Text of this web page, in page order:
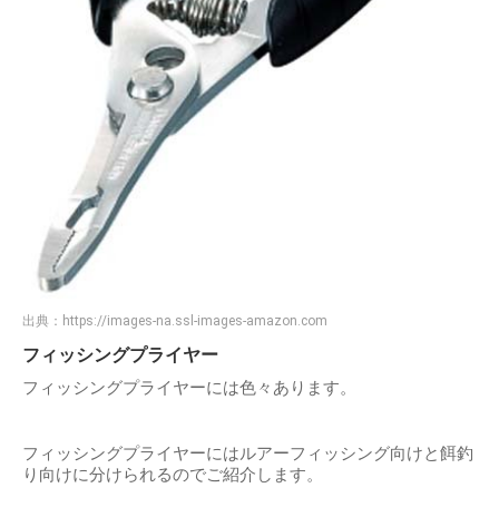
出典： https://images-na.ssl-images-amazon.com
フィッシングプライヤー
フィッシングプライヤーには色々あります。
フィッシングプライヤーにはルアーフィッシング向けと餌釣
り向けに分けられるのでご紹介します。